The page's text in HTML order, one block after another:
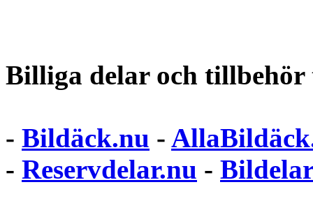
Billiga delar och
- Bildäck.nu -
- Reservdelar.nu - Bildelar